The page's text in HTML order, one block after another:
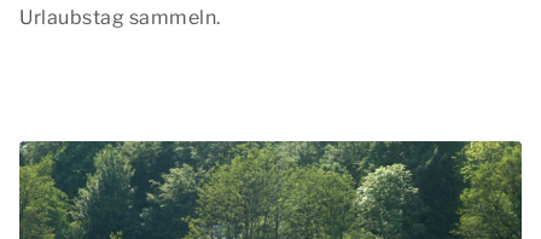
Urlaubstag sammeln.